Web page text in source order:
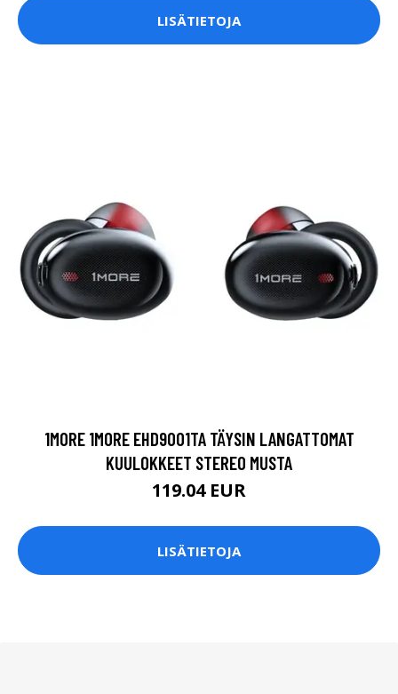
LISÄTIETOJA
1MORE 1MORE EHD9001TA TÄYSIN LANGATTOMAT
KUULOKKEET STEREO MUSTA
119.04 EUR
LISÄTIETOJA